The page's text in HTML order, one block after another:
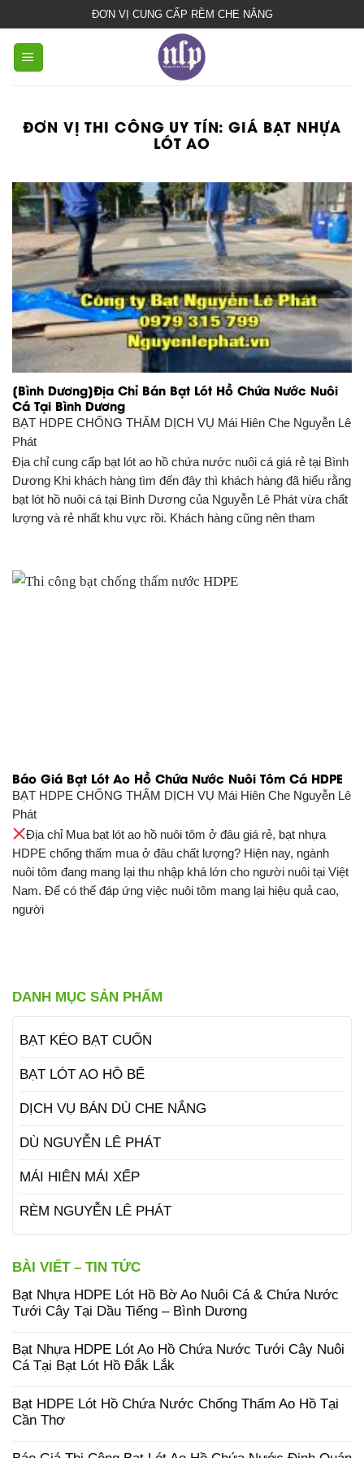
che
nắng
mưa
ĐƠN VỊ CUNG CẤP RÈM CHE NẮNG
ĐƠN VỊ THI CÔNG UY TÍN:GIÁ BẠT NHỰA
LÓT AO
DANH MỤC SẢN PHẨM
BẠT KÉO BẠT CUỐN
BẠT LÓT AO HỒ BỂ
DỊCH VỤ BÁN DÙ CHE NẮNG
DÙ NGUYỄN LÊ PHÁT
MÁI HIÊN MÁI XẾP
RÈM NGUYỄN LÊ PHÁT
BÀI VIẾT – TIN TỨC
Bạt Nhựa HDPE Lót Hồ Bờ Ao Nuôi Cá & Chứa Nước
Tưới Cây Tại Dầu Tiếng – Bình Dương
Bạt Nhựa HDPE Lót Ao Hồ Chứa Nước Tưới Cây Nuôi
Cá Tại Bạt Lót Hồ Đắk Lắk
Bạt HDPE Lót Hồ Chứa Nước Chống Thấm Ao Hồ Tại
Cần Thơ
[Bình Dương]Địa Chỉ Bán Bạt Lót Hồ Chứa Nước Nuôi
Cá Tại Bình Dương
BẠT HDPE CHỐNG THẤM DỊCH VỤ Mái Hiên Che Nguyễn Lê
Phát
Địa chỉ cung cấp bạt lót ao hồ chứa nước nuôi cá giá rẻ tại Bình
Dương Khi khách hàng tìm đến đây thì khách hàng đã hiểu rằng
bạt lót hồ nuôi cá tại Bình Dương của Nguyễn Lê Phát vừa chất
lượng và rẻ nhất khu vực rồi. Khách hàng cũng nên tham
Báo Giá Bạt Lót Ao Hồ Chứa Nước Nuôi Tôm Cá HDPE
BẠT HDPE CHỐNG THẤM DỊCH VỤ Mái Hiên Che Nguyễn Lê
Phát
Địa chỉ Mua bạt lót ao hồ nuôi tôm ở đâu giá rẻ, bạt nhựa
HDPE chống thấm mua ở đâu chất lượng? Hiện nay, ngành
nuôi tôm đang mang lại thu nhập khá lớn cho người nuôi tại Việt
Nam. Để có thể đáp ứng việc nuôi tôm mang lại hiệu quả cao,
người